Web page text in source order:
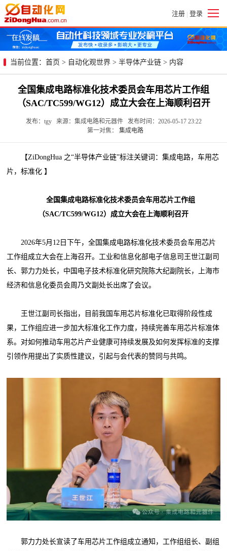
注册 | 登录
当前位置： 首页 > 自动化观世界 > 半导体产业链 > 内容
全国集成电路标准化技术委员会车用芯片工作组
（SAC/TC599/WG12）成立大会在上海顺利召开
发布：tgy 来源：集成电路和元器件 发布时间：2026-05-17 23:22
第一对焦： 集成电路
【ZiDongHua 之“半导体产业链”标注关键词：集成电路，车用芯
片，标准化 】
全国集成电路标准化技术委员会车用芯片工作组
（SAC/TC599/WG12）成立大会在上海顺利召开
2026年5月12日下午，全国集成电路标准化技术委员会车用芯片
工作组成立大会在上海召开。工业和信息化部电子信息司王世江副司
长、郭力力处长，中国电子技术标准化研究院陈大纪副院长，上海市
经济和信息化委员会周乃文副处长出席了会议。
王世江副司长指出，目前我国车用芯片标准化已取得阶段性成
果，工作组应进一步加大标准化工作力度，持续完善车用芯片标准体
系。对如何推动车用芯片产业健康可持续发展及如何发挥标准的支撑
引领作用提出了实质性建议，引起与会代表的赞同与共鸣。
郭力力处长宣读了车用芯片工作组成立通知，工作组组长、副组